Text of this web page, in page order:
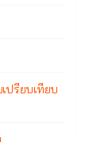
ปรียบเทียบ